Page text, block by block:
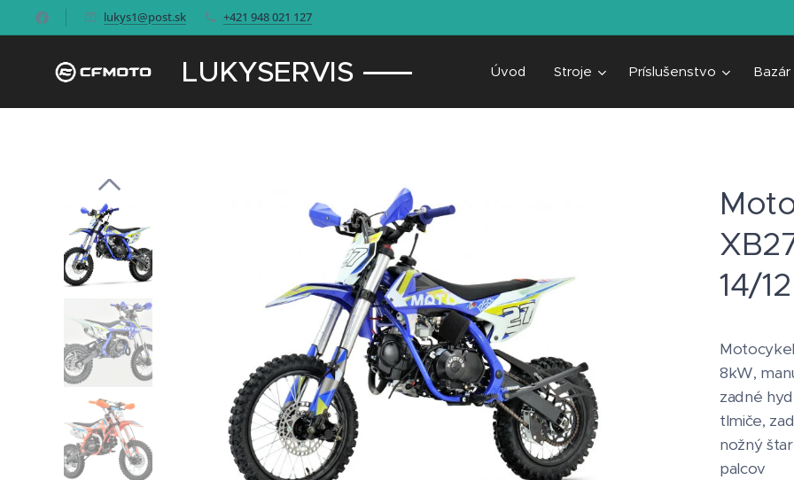
lukys1@post.sk +421 948 021 127
LUKYSERVIS Úvod Stroje Príslušenstvo Bazár
14/12
8kW,
zadné
tlmiče,
nožný
palcov